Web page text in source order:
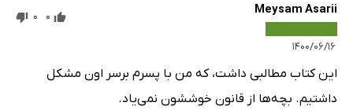
Meysam Asarii
۱۴۰۰/۰۶/۱۶
0
0
این کتاب مطالبی داشت، که من با پسرم برسر اون مشکل
داشتیم. بچه‌ها از قانون خوششون نمی‌یاد.